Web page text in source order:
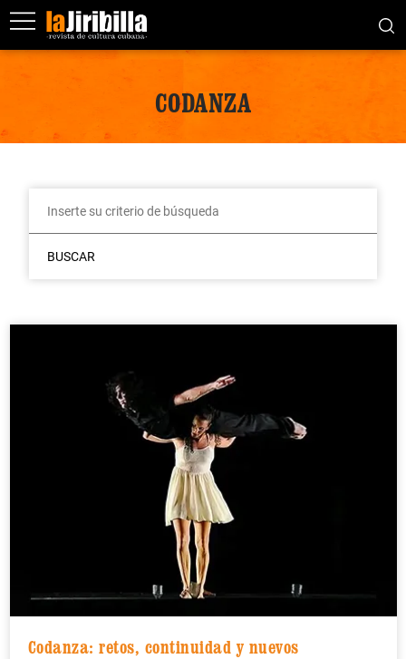
CODANZA
BUSCAR
Codanza: retos, continuidad y nuevos